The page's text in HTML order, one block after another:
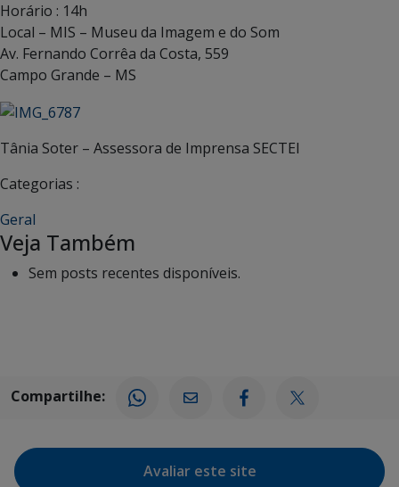
Horário : 14h
Local – MIS – Museu da Imagem e do Som
Av. Fernando Corrêa da Costa, 559
Campo Grande – MS
Tânia Soter – Assessora de Imprensa SECTEI
Categorias :
Geral
Veja Também
Sem posts recentes disponíveis.
Compartilhe:
Avaliar este site